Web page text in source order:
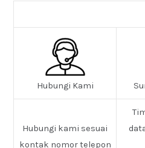
Hubungi Kami
Hubungi kami sesuai
kontak nomor telepon